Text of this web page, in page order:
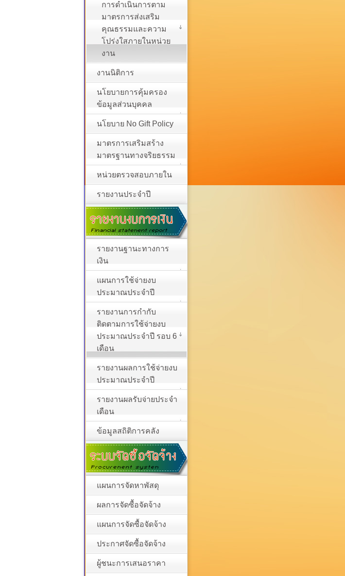
การดำเนินการตาม
มาตรการส่งเสริม
คุณธรรมและความ
โปร่งใสภายในหน่วย
งาน
งานนิติการ
นโยบายการคุ้มครอง
ข้อมูลส่วนบุคคล
นโยบาย No Gift Policy
มาตรการเสริมสร้าง
มาตรฐานทางจริยธรรม
หน่วยตรวจสอบภายใน
รายงานประจำปี
รายงานฐานะทางการ
เงิน
แผนการใช้จ่ายงบ
ประมาณประจำปี
รายงานการกำกับ
ติดตามการใช้จ่ายงบ
ประมาณประจำปี รอบ 6
เดือน
รายงานผลการใช้จ่ายงบ
ประมาณประจำปี
รายงานผลรับจ่ายประจำ
เดือน
ข้อมูลสถิติการคลัง
แผนการจัดหาพัสดุ
ผลการจัดซื้อจัดจ้าง
แผนการจัดซื้อจัดจ้าง
ประกาศจัดซื้อจัดจ้าง
ผู้ชนะการเสนอราคา